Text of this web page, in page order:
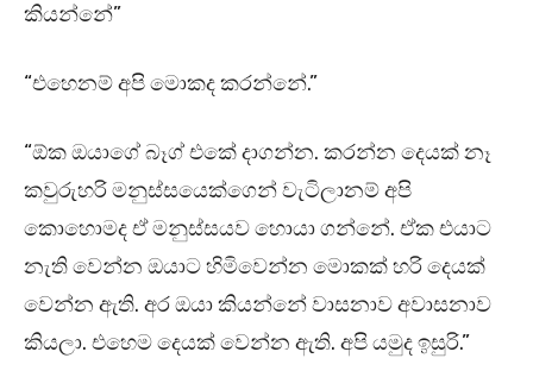
කියන්නේ”
“එහෙනම් අපි මොකද කරන්නේ.”
“ඕක ඔයාගේ බෑග් එකේ දාගන්න. කරන්න දෙයක් නෑ
කවුරුහරි මනුස්සයෙක්ගෙන් වැටිලානම් අපි
කොහොමද ඒ මනුස්සයව හොයා ගන්නේ. ඒක එයාට
නැති වෙන්න ඔයාට හිමිවෙන්න මොකක් හරි දෙයක්
වෙන්න ඇති. අර ඔයා කියන්නේ වාසනාව අවාසනාව
කියලා. එහෙම දෙයක් වෙන්න ඇති. අපි යමුද ඉසුරි.”